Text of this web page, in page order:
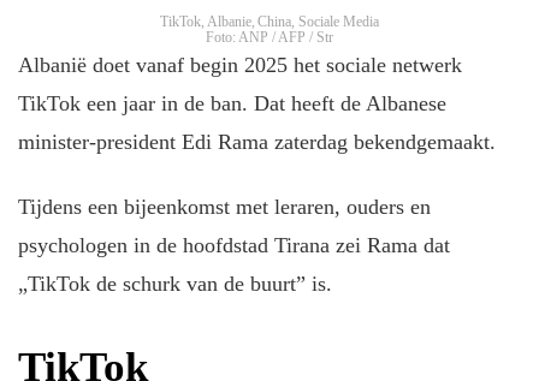
TikTok, Albanie, China, Sociale Media
Foto: ANP / AFP / Str
Albanië doet vanaf begin 2025 het sociale netwerk
TikTok een jaar in de ban. Dat heeft de Albanese
minister-president Edi Rama zaterdag bekendgemaakt.
Tijdens een bijeenkomst met leraren, ouders en
psychologen in de hoofdstad Tirana zei Rama dat
„TikTok de schurk van de buurt” is.
TikTok